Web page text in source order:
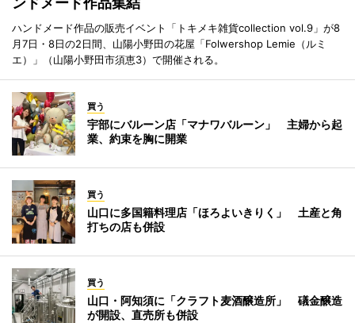
ハンドメード作品の販売イベント「トキメキ雑貨collection vol.9」が8
月7日・8日の2日間、山陽小野田の花屋「Folwershop Lemie（ルミ
エ）」（山陽小野田市須恵3）で開催される。
買う
宇部にバルーン店「マナワバルーン」 主婦から起
業、約束を胸に開業
買う
山口に多国籍料理店「ほろよいきりく」 土産と角
打ちの店も併設
買う
山口・阿知須に「クラフト麦酒醸造所」 礒金醸造
が開設、直売所も併設